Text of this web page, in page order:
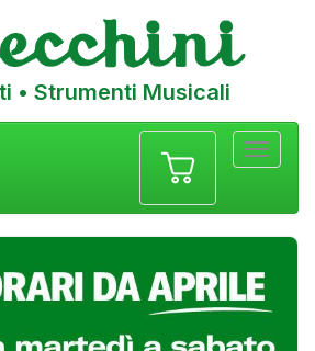
• Strumenti Musicali